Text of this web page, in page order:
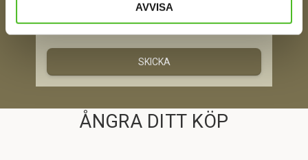
AVVISA
Jag samtycker till att motta digital kommunikation i
SKICKA
ÅNGRA DITT KÖP